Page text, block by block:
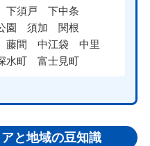
下須戸
下中条
園 須加
関根
藤間 中江袋
中里
水町 富士見町
と地域の豆知識